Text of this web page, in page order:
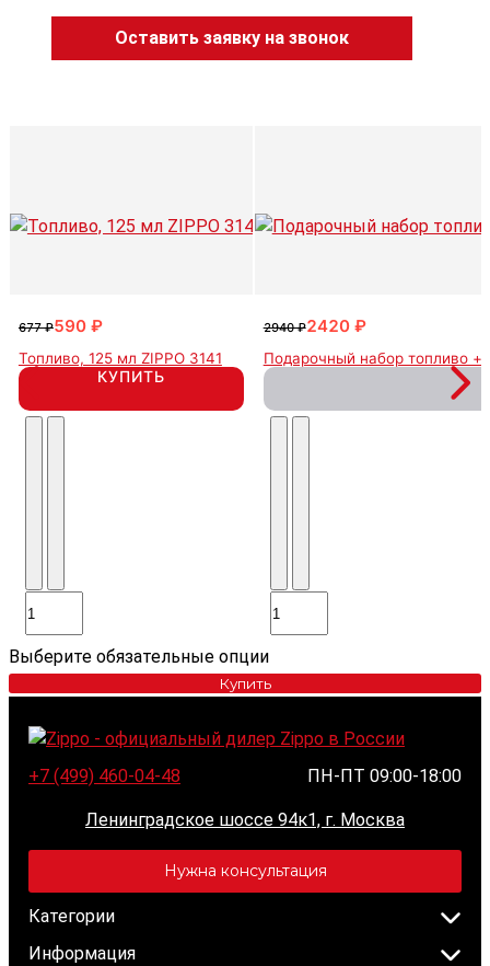
Оставить заявку на звонок
677 ₽590 ₽
Топливо, 125 мл ZIPPO 3141
КУПИТЬ
2940 ₽2420 ₽
Подарочный набор топливо +
Выберите обязательные опции
Купить
+7 (499) 460-04-48 ПН-ПТ 09:00-18:00
Ленинградское шоссе 94к1, г. Москва
Нужна консультация
Категории
Информация